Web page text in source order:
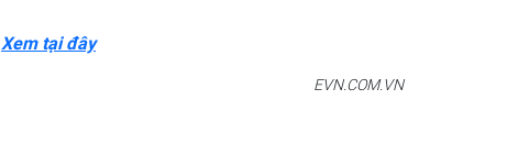
Xem tại đây
EVN.COM.VN